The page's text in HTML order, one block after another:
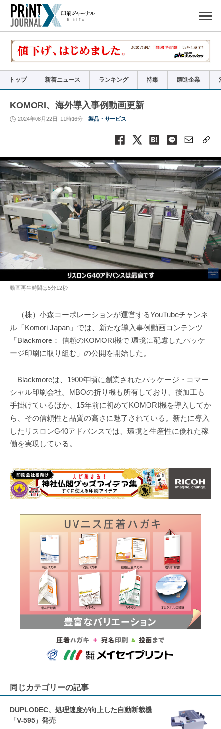
で
リ
トップ 新着ニュース ランキング 特集 躍進企業
KOMORI、海外導入事例動画更新
2024年08月22日 11時16分 製品・サービス
動画再生時間は5分12秒
（株）小森コーポレーションが運営するYouTubeチャンネ
ル「Komori Japan」では、新たな導入事例動画コンテンツ
「Blackmore： 信頼のKOMORI機で 環境に配慮したパッケ
ージ印刷に取り組む」の公開を開始した。
Blackmoreは、1900年頃に創業されたパッケージ・コマー
シャル印刷会社。MBOの折り機も所有しており、後加工も
手掛けているほか、15年前に初めてKOMORI機を導入してか
ら、その信頼性と品質の高さに魅了されている。新たに導入
したリスロンG40アドバンスでは、環境と生産性に優れた稼
働を実現している。
同じカテゴリーの記事
DUPLODEC、処理速度が向上した自動断裁機
「V-595」発売